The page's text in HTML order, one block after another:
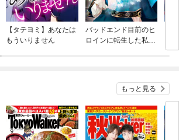
【タテヨミ】あなたは
もういりません
バッドエンド目前のヒ
ロインに転生した私、
もっと見る